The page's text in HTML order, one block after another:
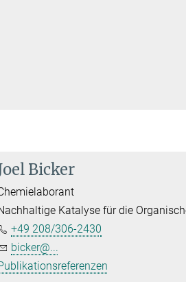
Bicker
Katalyse für die
+49 208/306-2430
bicker@...